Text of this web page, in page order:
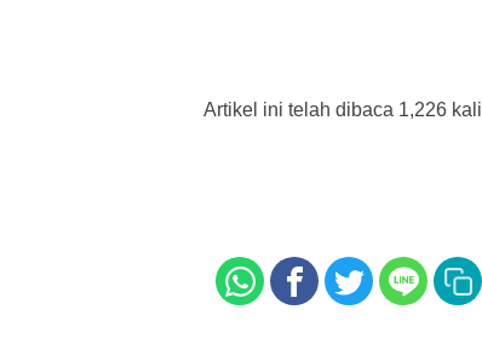
Artikel ini telah dibaca 1,226 kali